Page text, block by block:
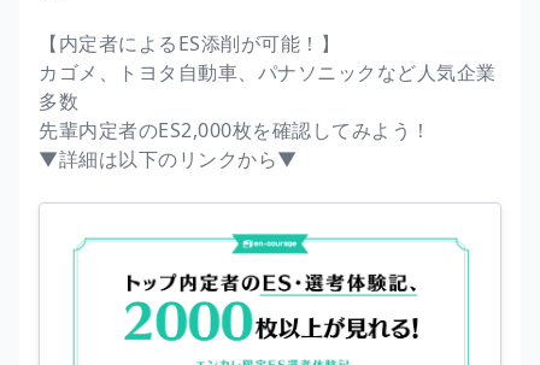
【内定者によるES添削が可能！】
カゴメ、トヨタ自動車、パナソニックなど人気企業
多数
先輩内定者のES2,000枚を確認してみよう！
▼詳細は以下のリンクから▼